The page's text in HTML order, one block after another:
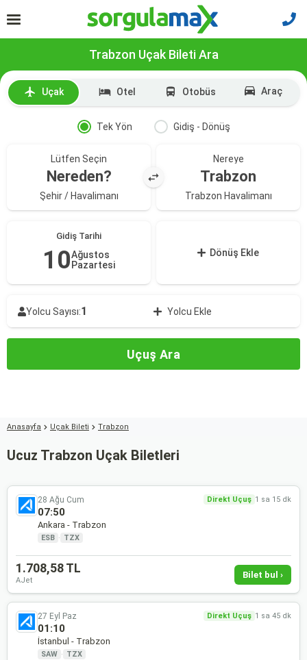
Trabzon Uçak Bileti Ara
Uçak Otel Otobüs Araç
Tek Yön Gidiş - Dönüş
Lütfen Seçin
Nereden?
Şehir / Havalimanı
Nereye
Trabzon
Trabzon Havalimanı
Gidiş Tarihi
10Ağustos
Pazartesi
Dönüş Ekle
Yolcu Sayısı:1 Yolcu Ekle
Uçuş Ara
Anasayfa Uçak Bileti Trabzon
Ucuz Trabzon Uçak Biletleri
28 Ağu Cum Direkt Uçuş 1 sa 15 dk
07:50
Ankara - Trabzon
ESB · TZX
1.708,58 TL
AJet
Bilet bul ›
27 Eyl Paz Direkt Uçuş 1 sa 45 dk
01:10
İstanbul - Trabzon
SAW · TZX